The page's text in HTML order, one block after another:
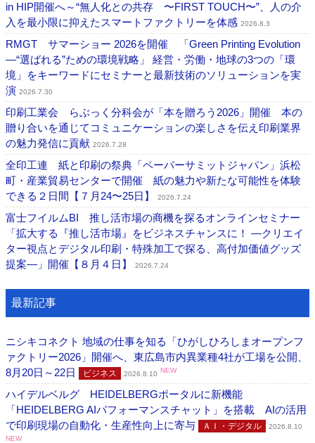
in HIP開催へ～“無人化との共存 〜FIRST TOUCH〜”、人の介
入を最小限に抑えたスマートファクトリーを体感 2026.8.3
RMGT サマーショー 2026を開催 「Green Printing Evolution
―“選ばれる”ための環境戦略」 経営・労働・地球の3つの「環
境」をキーワードにセミナーと最新技術のソリューションを実
演 2026.7.30
印刷工業会 らぶっく分科会が「本を贈ろう2026」開催 本の
贈り合いを通じてコミュニケーションの楽しさを伝え印刷業界
の魅力発信に貢献 2026.7.28
全印工連 紙と印刷の祭典「ペーパーサミットジャパン」浜松
町・産業貿易センターで開催 紙の魅力や新たな可能性を体験
できる２日間【７月24〜25日】
2026.7.24
富士フイルムBI 推し活市場の商機を探るオンラインセミナー
「拡大する『推し活市場』をビジネスチャンスに！ ―クリエイ
ター視点とデジタル印刷・特殊加工で探る、高付加価値グッズ
提案―」開催【８月４日】
2026.7.24
最新記事
ニシキコネクト 地域の仕事を知る「ひがしひろしまオープンフ
ァクトリー2026」開催へ、東広島市内異業種4社が工場を公開、
8月20日～22日
ビジネス 2026.8.10 NEW
ハイデルベルグ HEIDELBERGポータルに新機能
「HEIDELBERG AIパフォーマンスチャット」を搭載 AIの活用
で印刷現場の自動化・生産性向上に寄与
ＡＩ・デジタル
2026.8.10
NEW